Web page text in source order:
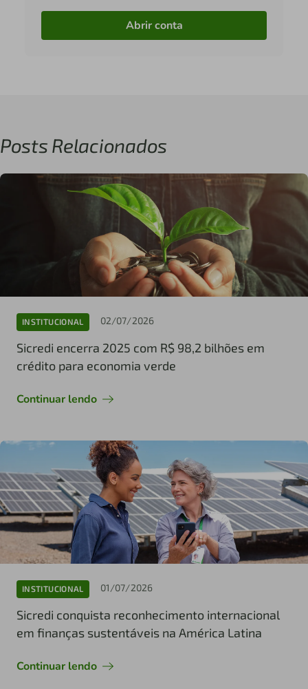
Abrir conta
Posts Relacionados
INSTITUCIONAL 02/07/2026
Sicredi encerra 2025 com R$ 98,2 bilhões em
crédito para economia verde
Continuar lendo
INSTITUCIONAL 01/07/2026
Sicredi conquista reconhecimento internacional
em finanças sustentáveis na América Latina
Continuar lendo